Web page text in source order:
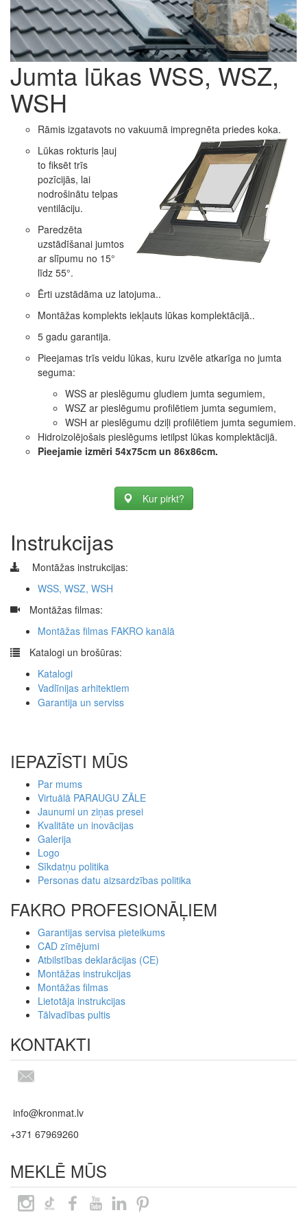
Jumta lūkas WSS, WSZ,
WSH
Rāmis izgatavots no vakuumā impregnēta priedes koka.
Lūkas rokturis ļauj
to fiksēt trīs
pozīcijās, lai
nodrošinātu telpas
ventilāciju.
Paredzēta
uzstādīšanai jumtos
ar slīpumu no 15°
līdz 55°.
Ērti uzstādāma uz latojuma..
Montāžas komplekts iekļauts lūkas komplektācijā..
5 gadu garantija.
Pieejamas trīs veidu lūkas, kuru izvēle atkarīga no jumta
seguma:
WSS ar pieslēgumu gludiem jumta segumiem,
WSZ ar pieslēgumu profilētiem jumta segumiem,
WSH ar pieslēgumu dziļi profilētiem jumta segumiem.
Hidroizolējošais pieslēgums ietilpst lūkas komplektācijā.
Pieejamie izmēri 54x75cm un 86x86cm.
Kur pirkt?
Instrukcijas
Montāžas instrukcijas:
WSS, WSZ, WSH
Montāžas filmas:
Montāžas filmas FAKRO kanālā
Katalogi un brošūras:
Katalogi
Vadlīnijas arhitektiem
Garantija un serviss
IEPAZĪSTI MŪS
Par mums
Virtuālā PARAUGU ZĀLE
Jaunumi un ziņas presei
Kvalitāte un inovācijas
Galerija
Logo
Sīkdatņu politika
Personas datu aizsardzības politika
FAKRO PROFESIONĀĻIEM
Garantijas servisa pieteikums
CAD zīmējumi
Atbilstības deklarācijas (CE)
Montāžas instrukcijas
Montāžas filmas
Lietotāja instrukcijas
Tālvadības pultis
KONTAKTI
info@kronmat.lv
+371 67969260
MEKLĒ MŪS